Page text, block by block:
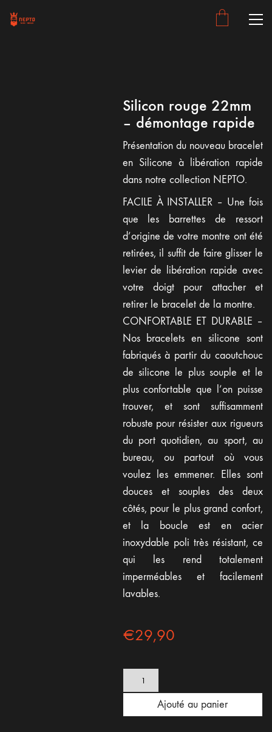
Silicon rouge 22mm
– démontage rapide
Présentation du nouveau bracelet
en Silicone à libération rapide
dans notre collection NEPTO.
FACILE À INSTALLER – Une fois
que les barrettes de ressort
d’origine de votre montre ont été
retirées, il suffit de faire glisser le
levier de libération rapide avec
votre doigt pour attacher et
retirer le bracelet de la montre.
CONFORTABLE ET DURABLE –
Nos bracelets en silicone sont
fabriqués à partir du caoutchouc
de silicone le plus souple et le
plus confortable que l’on puisse
trouver, et sont suffisamment
robuste pour résister aux rigueurs
du port quotidien, au sport, au
bureau, ou partout où vous
voulez les emmener. Elles sont
douces et souples des deux
côtés, pour le plus grand confort,
et la boucle est en acier
inoxydable poli très résistant, ce
qui les rend totalement
imperméables et facilement
lavables.
€29,90
Silicon
22mm
Ajouté au panier